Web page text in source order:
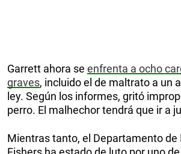
Garrett ahora se enfrenta a ocho
graves, incluido el de maltrato a un
ley. Según los informes, gritó
perro. El malhechor tendrá que ir a
Mientras tanto, el Departamento de